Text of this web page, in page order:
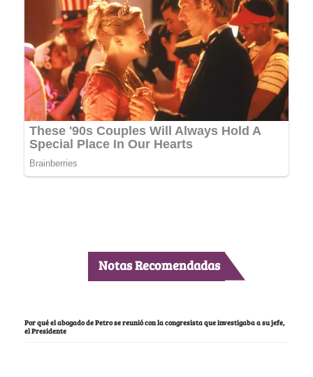
Notas Recomendadas
Por qué el abogado de Petro se reunió con la congresista que investigaba a su jefe,
el Presidente